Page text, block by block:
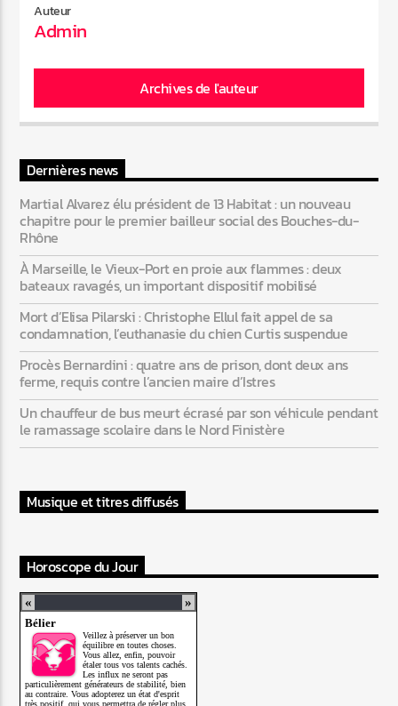
Web-Radio-Italia
Auteur
Admin
Archives de l'auteur
Dernières news
Martial Alvarez élu président de 13 Habitat : un nouveau
chapitre pour le premier bailleur social des Bouches-du-
Rhône
À Marseille, le Vieux-Port en proie aux flammes : deux
bateaux ravagés, un important dispositif mobilisé
Mort d’Elisa Pilarski : Christophe Ellul fait appel de sa
condamnation, l’euthanasie du chien Curtis suspendue
Procès Bernardini : quatre ans de prison, dont deux ans
ferme, requis contre l’ancien maire d’Istres
Un chauffeur de bus meurt écrasé par son véhicule pendant
le ramassage scolaire dans le Nord Finistère
Musique et titres diffusés
Horoscope du Jour